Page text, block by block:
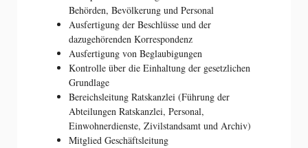
Behörden, Bevölkerung und Personal
Ausfertigung der Beschlüsse und der
dazugehörenden Korrespondenz
Ausfertigung von Beglaubigungen
Kontrolle über die Einhaltung der gesetzlichen
Grundlage
Bereichsleitung Ratskanzlei (Führung der
Abteilungen Ratskanzlei, Personal,
Einwohnerdienste, Zivilstandsamt und Archiv)
Mitglied Geschäftsleitung